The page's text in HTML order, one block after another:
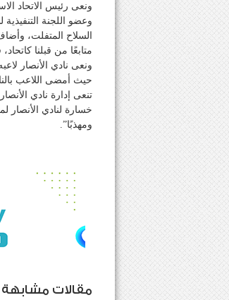
ونعى رئيس الاتحاد
وعضو اللجنة
السلاح المتفلت،
متابعًا من قبلنا
ونعى نادي الأنصار
تنعى إدارة نادي
خسارة لنادي الأنصار
ومهذبًا”.
مقالات مشابهة